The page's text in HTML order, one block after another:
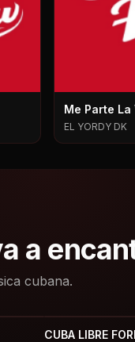
Me Parte La
EL YORDY DK
a
cubana.
CUBA LIBRE